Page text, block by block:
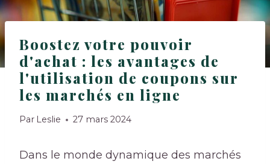
Boostez votre pouvoir
d'achat : les avantages de
l'utilisation de coupons sur
les marchés en ligne
Par Leslie 27 mars 2024
Dans le monde dynamique des marchés